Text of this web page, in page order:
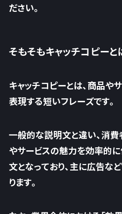
ださい。
そもそもキャッチコピーと
キャッチコピーとは、商品や
表現する短いフレーズです。
一般的な説明文と違い、消
やサービスの魅力を効率的
文となっており、主に広告な
ります。